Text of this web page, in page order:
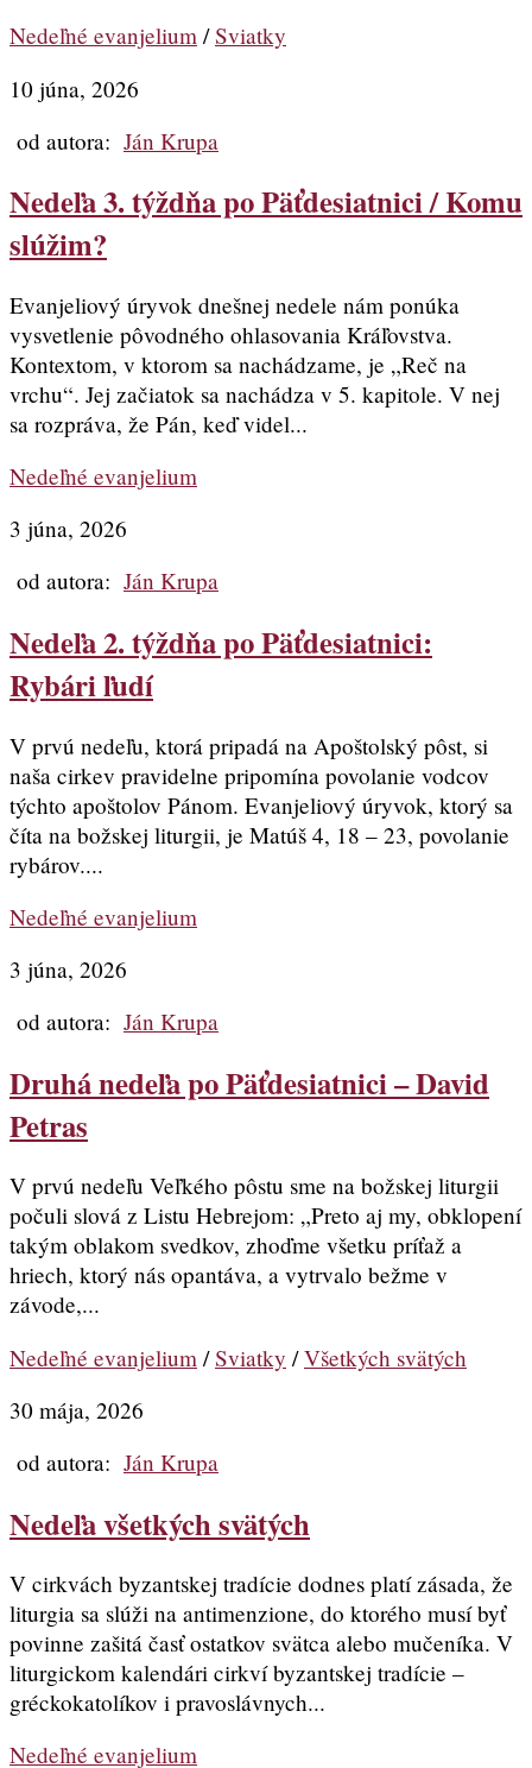
Nedeľné evanjelium /Sviatky
10 júna, 2026
od autora: Ján Krupa
Nedeľa 3. týždňa po Päťdesiatnici / Komu
slúžim?
Evanjeliový úryvok dnešnej nedele nám ponúka
vysvetlenie pôvodného ohlasovania Kráľovstva.
Kontextom, v ktorom sa nachádzame, je „Reč na
vrchu“. Jej začiatok sa nachádza v 5. kapitole. V nej
sa rozpráva, že Pán, keď videl...
Nedeľné evanjelium
3 júna, 2026
od autora: Ján Krupa
Nedeľa 2. týždňa po Päťdesiatnici:
Rybári ľudí
V prvú nedeľu, ktorá pripadá na Apoštolský pôst, si
naša cirkev pravidelne pripomína povolanie vodcov
týchto apoštolov Pánom. Evanjeliový úryvok, ktorý sa
číta na božskej liturgii, je Matúš 4, 18 – 23, povolanie
rybárov....
Nedeľné evanjelium
3 júna, 2026
od autora: Ján Krupa
Druhá nedeľa po Päťdesiatnici – David
Petras
V prvú nedeľu Veľkého pôstu sme na božskej liturgii
počuli slová z Listu Hebrejom: „Preto aj my, obklopení
takým oblakom svedkov, zhoďme všetku príťaž a
hriech, ktorý nás opantáva, a vytrvalo bežme v
závode,...
Nedeľné evanjelium /Sviatky /Všetkých svätých
30 mája, 2026
od autora: Ján Krupa
Nedeľa všetkých svätých
V cirkvách byzantskej tradície dodnes platí zásada, že
liturgia sa slúži na antimenzione, do ktorého musí byť
povinne zašitá časť ostatkov svätca alebo mučeníka. V
liturgickom kalendári cirkví byzantskej tradície –
gréckokatolíkov i pravoslávnych...
Nedeľné evanjelium